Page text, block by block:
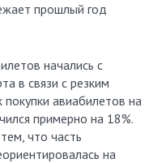
прошлый год
начались с
в связи с резким
авиабилетов на
примерно на 18%.
что часть
на